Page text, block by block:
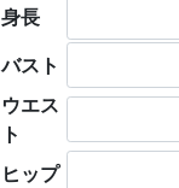
身長
バスト
ウエス
ト
ヒップ